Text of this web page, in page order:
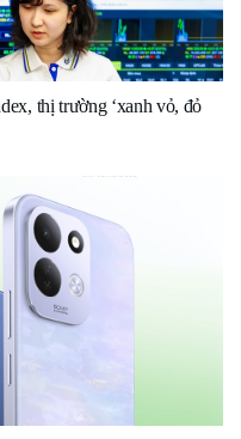
thị trường ‘xanh vỏ, đỏ